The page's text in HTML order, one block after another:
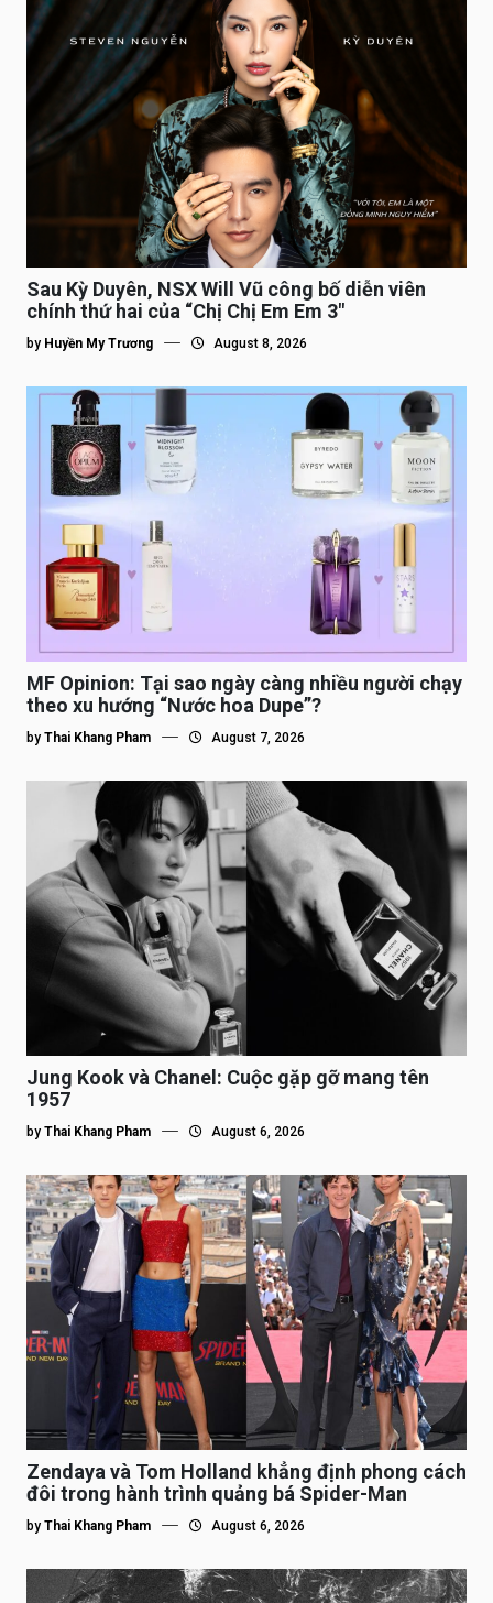
Sau Kỳ Duyên, NSX Will Vũ công bố diễn viên
chính thứ hai của “Chị Chị Em Em 3″
by Huyền My Trương August 8, 2026
MF Opinion: Tại sao ngày càng nhiều người chạy
theo xu hướng “Nước hoa Dupe”?
by Thai Khang Pham August 7, 2026
Jung Kook và Chanel: Cuộc gặp gỡ mang tên
1957
by Thai Khang Pham August 6, 2026
Zendaya và Tom Holland khẳng định phong cách
đôi trong hành trình quảng bá Spider-Man
by Thai Khang Pham August 6, 2026